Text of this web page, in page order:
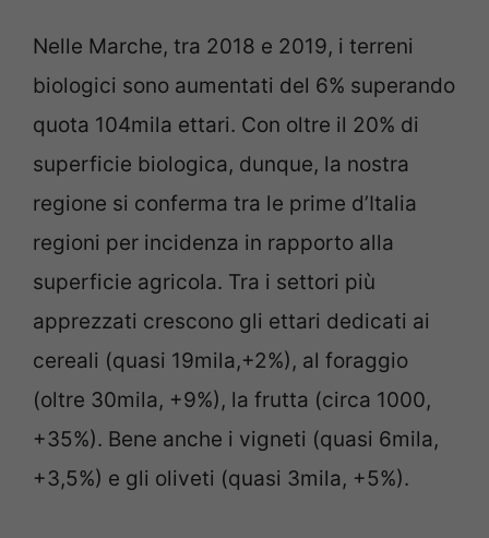
Nelle Marche, tra 2018 e 2019, i terreni
biologici sono aumentati del 6% superando
quota 104mila ettari. Con oltre il 20% di
superficie biologica, dunque, la nostra
regione si conferma tra le prime d’Italia
regioni per incidenza in rapporto alla
superficie agricola. Tra i settori più
apprezzati crescono gli ettari dedicati ai
cereali (quasi 19mila,+2%), al foraggio
(oltre 30mila, +9%), la frutta (circa 1000,
+35%). Bene anche i vigneti (quasi 6mila,
+3,5%) e gli oliveti (quasi 3mila, +5%).